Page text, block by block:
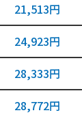
21,513円
24,923円
28,333円
28,772円